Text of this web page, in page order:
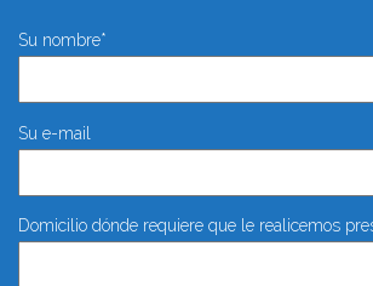
Su nombre*
Su e-mail
Domicilio dónde requiere que le realicemos